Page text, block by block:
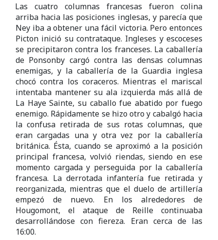
Las cuatro columnas francesas fueron colina
arriba hacia las posiciones inglesas, y parecía que
Ney iba a obtener una fácil victoria. Pero entonces
Picton inició su contrataque. Ingleses y escoceses
se precipitaron contra los franceses. La caballería
de Ponsonby cargó contra las densas columnas
enemigas, y la caballería de la Guardia inglesa
chocó contra los coraceros. Mientras el mariscal
intentaba mantener su ala izquierda más allá de
La Haye Sainte, su caballo fue abatido por fuego
enemigo. Rápidamente se hizo otro y cabalgó hacia
la confusa retirada de sus rotas columnas, que
eran cargadas una y otra vez por la caballería
británica. Ésta, cuando se aproximó a la posición
principal francesa, volvió riendas, siendo en ese
momento cargada y perseguida por la caballería
francesa. La derrotada infantería fue retirada y
reorganizada, mientras que el duelo de artillería
empezó de nuevo. En los alrededores de
Hougomont, el ataque de Reille continuaba
desarrollándose con fiereza. Eran cerca de las
16:00.